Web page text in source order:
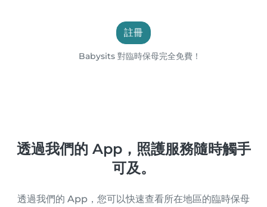
註冊
Babysits 對臨時保母完全免費！
透過我們的 App，照護服務隨時觸手
可及。
透過我們的 App，您可以快速查看所在地區的臨時保母